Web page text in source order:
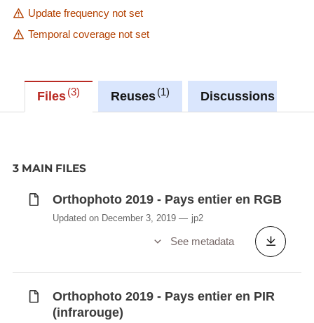
Update frequency not set
Temporal coverage not set
Files 3 Reuses 1 Discussions
3 MAIN FILES
Orthophoto 2019 - Pays entier en RGB
Updated on December 3, 2019 jp2
See metadata
Orthophoto 2019 - Pays entier en PIR
(infrarouge)